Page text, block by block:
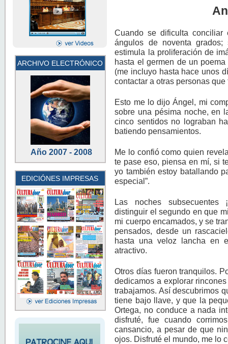
ARCHIVO ELECTRÓNICO
Año 2007 - 2008
EDICIÓNES IMPRESAS
Cuando se dificulta
ángulos de noventa
estimula la proliferación de
hasta el germen de un
(me incluyo hasta hace unos
contactar a otras personas
Esto me lo dijo Ángel, mi
sobre una pésima noche, en
cinco sentidos no lograban
batiendo pensamientos.
Me lo confió como quien
te pase eso, piensa en mí, si
yo también estoy batallando
especial”.
Las noches subsecuentes
distinguir el segundo en que
mi cuerpo encamados, y se
pensados, desde un
hasta una veloz lancha en
atractivo.
Otros días fueron tranquilos.
dedicamos a explorar
trabajamos. Así descubrimos
tiene bajo llave, y que la
Ortega, no conduce a nada
disfruté, fue cuando
cansancio, a pesar de que
ojos. Disfruté el mundo, me lo